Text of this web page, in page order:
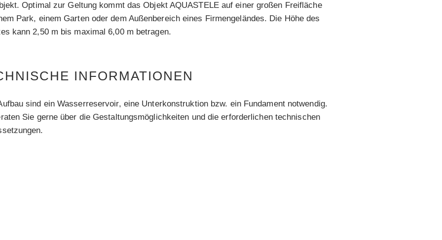
Optimal zur Geltung kommt das Objekt AQUASTELE auf einer großen Freifläche
Park, einem Garten oder dem Außenbereich eines Firmengeländes. Die Höhe des
kann 2,50 m bis maximal 6,00 m betragen.
INFORMATIONEN
sind ein Wasserreservoir, eine Unterkonstruktion bzw. ein Fundament notwendig.
Sie gerne über die Gestaltungsmöglichkeiten und die erforderlichen technischen